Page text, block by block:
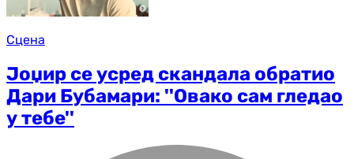
Сцена
Јоџир се усред скандала обратио
Дари Бубамари: ''Овако сам гледао
у тебе''